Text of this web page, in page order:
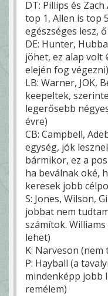
DT: Pillips és
top 1, Allen is top
egészséges lesz,
DE: Hunter,
jöhet, ez alap volt
elején fog végezni)
LB: Warner, JOK,
keepeltek,
legerősebb
évre)
CB: Campbell,
egység, jók
bármikor, ez a
ha beválnak oké,
keresek jobb
S: Jones, Wilson,
jobbat nem
számítok.
lehet)
K: Narveson
P: Hayball (a
mindenképp jobb
remélem)